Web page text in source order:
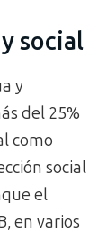
social
y
del 25%
como
social
el
en varios